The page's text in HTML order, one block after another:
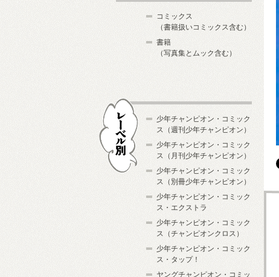
コミックス
（書籍扱いコミックス含む）
書籍
（写真集とムック含む）
少年チャンピオン・コミック
ス（週刊少年チャンピオン）
少年チャンピオン・コミック
ス（月刊少年チャンピオン）
少年チャンピオン・コミック
ス（別冊少年チャンピオン）
少年チャンピオン・コミック
ス・エクストラ
少年チャンピオン・コミック
ス（チャンピオンクロス）
少年チャンピオン・コミック
ス・タップ！
ヤングチャンピオン・コミッ